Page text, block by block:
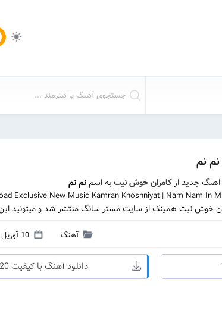
نم
اهنگ جدید ازکامران خوش نیتبه اسمنم نم
Exclusive New Music Kamran Khoshniyat | Nam Nam In
خوش نیت همینک از سایت مستر سانگ منتشر شد و میتونید
آهنگ 10 آوریل 2024
دانلود آهنگ با کیفیت 320